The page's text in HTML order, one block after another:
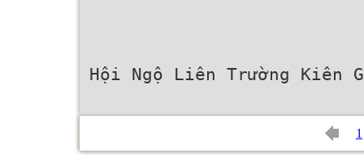
Hội Ngộ Liên Trường Kiên
1